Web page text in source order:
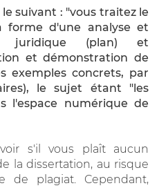
suivant : "vous traitez le
forme d'une analyse et
juridique (plan) et
et démonstration de
exemples concrets, par
le sujet étant "les
l'espace numérique de
s'il vous plaît aucun
la dissertation, au risque
de plagiat. Cependant,